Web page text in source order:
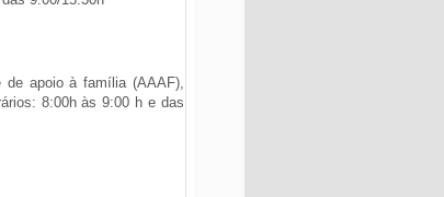
de apoio à família (AAAF),
8:00h às 9:00 h e das